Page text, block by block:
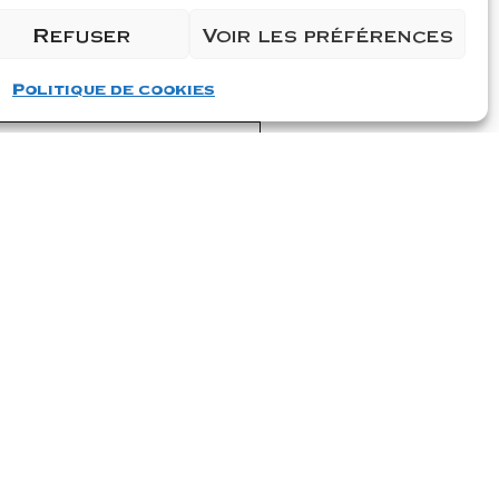
Refuser Voir les préférences
Politique de cookies